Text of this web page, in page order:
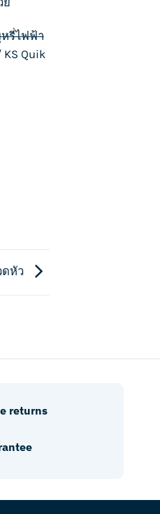
รี่ไฟฟ้า
KS Quik
ดหัว
returns